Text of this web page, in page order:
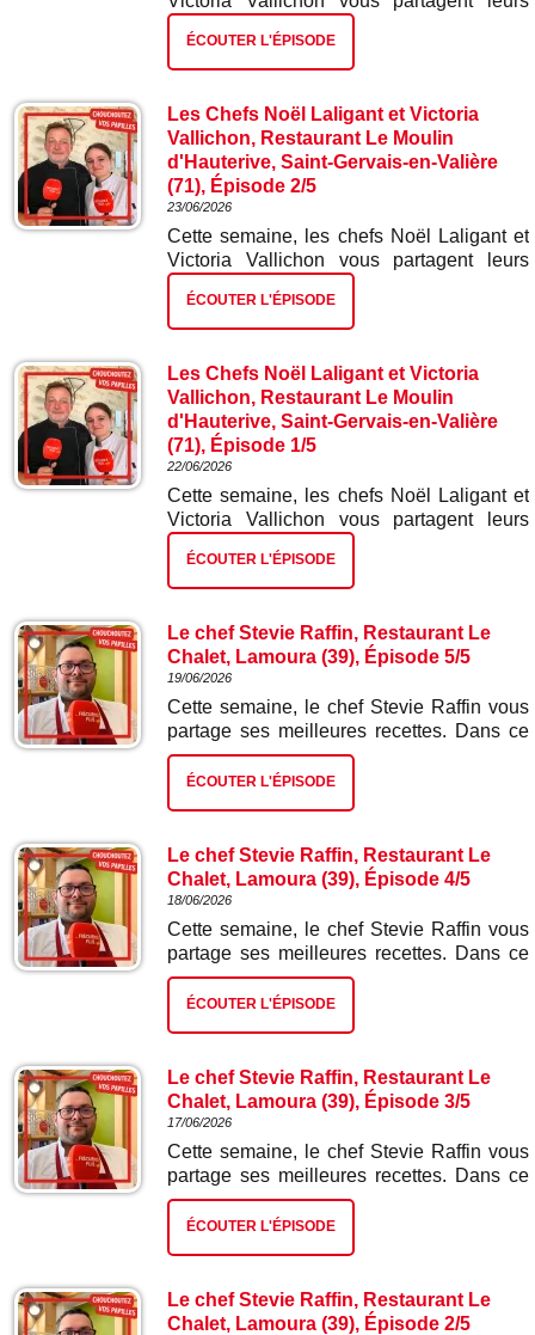
meilleures recettes. Dans ce troisième
épisode : la pochouse.
ÉCOUTER L'ÉPISODE
Les Chefs Noël Laligant et Victoria
Vallichon, Restaurant Le Moulin
d'Hauterive, Saint-Gervais-en-Valière
(71), Épisode 2/5
23/06/2026
Cette semaine, les chefs Noël Laligant et
Victoria Vallichon vous partagent leurs
meilleures recettes. Dans ce deuxième
épisode : œufs en meurette sauce joue de
bœuf.
ÉCOUTER L'ÉPISODE
Les Chefs Noël Laligant et Victoria
Vallichon, Restaurant Le Moulin
d'Hauterive, Saint-Gervais-en-Valière
(71), Épisode 1/5
22/06/2026
Cette semaine, les chefs Noël Laligant et
Victoria Vallichon vous partagent leurs
meilleures recettes. Dans ce premier
épisode : verrine de saumon gravelax.
ÉCOUTER L'ÉPISODE
Le chef Stevie Raffin, Restaurant Le
Chalet, Lamoura (39), Épisode 5/5
19/06/2026
Cette semaine, le chef Stevie Raffin vous
partage ses meilleures recettes. Dans ce
cinquième et dernier épisode : cake au
citron.
ÉCOUTER L'ÉPISODE
Le chef Stevie Raffin, Restaurant Le
Chalet, Lamoura (39), Épisode 4/5
18/06/2026
Cette semaine, le chef Stevie Raffin vous
partage ses meilleures recettes. Dans ce
quatrième épisode : saucisse de Morteau,
frites et salade.
ÉCOUTER L'ÉPISODE
Le chef Stevie Raffin, Restaurant Le
Chalet, Lamoura (39), Épisode 3/5
17/06/2026
Cette semaine, le chef Stevie Raffin vous
partage ses meilleures recettes. Dans ce
troisième épisode : fondue suisse.
ÉCOUTER L'ÉPISODE
Le chef Stevie Raffin, Restaurant Le
Chalet, Lamoura (39), Épisode 2/5